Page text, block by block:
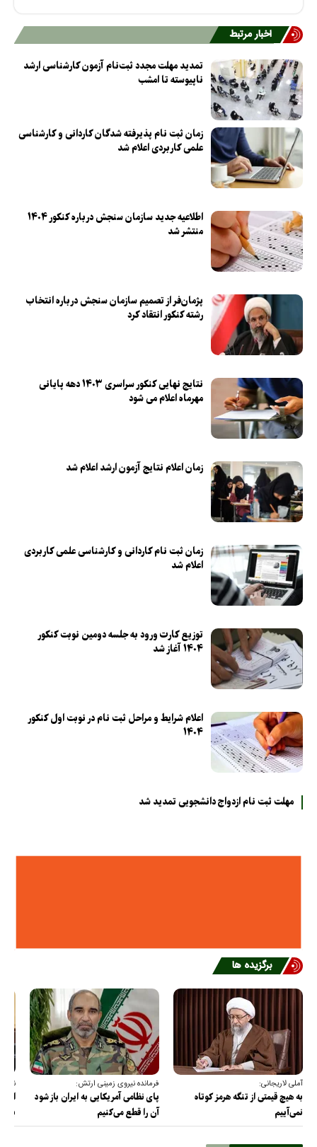
اخبار مرتبط
تمدید مهلت مجدد ثبت‌نام آزمون کارشناسی ارشد
ناپیوسته تا امشب
زمان ثبت نام پذیرفته شدگان کاردانی و کارشناسی
علمی کاربردی اعلام شد
اطلاعیه جدید سازمان سنجش درباره کنکور ۱۴۰۴
منتشر شد
پژمان‌فر از تصمیم سازمان سنجش درباره انتخاب
رشته کنکور انتقاد کرد
نتایج نهایی کنکور سراسری ۱۴۰۳ دهه پایانی
مهرماه اعلام می شود
زمان اعلام نتایج آزمون ارشد اعلام شد
زمان ثبت نام کاردانی و کارشناسی علمی کاربردی
اعلام شد
توزیع کارت ورود به جلسه دومین نوبت کنکور
۱۴۰۴ آغاز شد
اعلام شرایط و مراحل ثبت نام در نوبت اول کنکور
۱۴۰۴
مهلت ثبت نام ازدواج دانشجویی تمدید شد
برگزیده ها
آملی لاریجانی:
به هیچ قیمتی از تنگه هرمز کوتاه
نمی‌آییم
فرمانده نیروی زمینی ارتش:
پای نظامی آمریکایی به ایران باز شود
آن را قطع می‌کنیم
از